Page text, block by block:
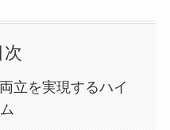
次
立を実現するハイ